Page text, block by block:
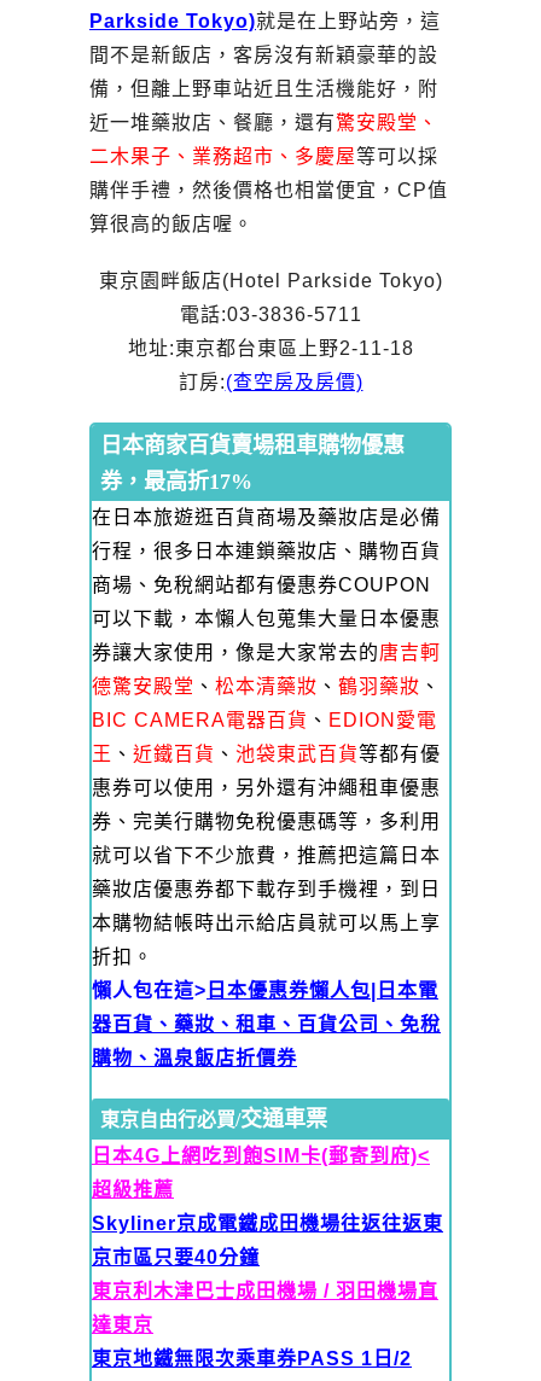
Parkside Tokyo)就是在上野站旁，這
間不是新飯店，客房沒有新穎豪華的設
備，但離上野車站近且生活機能好，附
近一堆藥妝店、餐廳，還有驚安殿堂、
二木果子、業務超市、多慶屋等可以採
購伴手禮，然後價格也相當便宜，CP值
算很高的飯店喔。
東京園畔飯店(Hotel Parkside Tokyo)
電話:03-3836-5711
地址:東京都台東區上野2-11-18
訂房:(查空房及房價)
日本商家百貨賣場租車購物優惠
券，最高折17%
在日本旅遊逛百貨商場及藥妝店是必備
行程，很多日本連鎖藥妝店、購物百貨
商場、免稅網站都有優惠券COUPON
可以下載，本懶人包蒐集大量日本優惠
券讓大家使用，像是大家常去的唐吉軻
德驚安殿堂 、 松本清藥妝 、 鶴羽藥妝 、
BIC CAMERA電器百貨 、 EDION愛電
王 、 近鐵百貨 、 池袋東武百貨等都有優
惠券可以使用，另外還有沖繩租車優惠
券、完美行購物免稅優惠碼等，多利用
就可以省下不少旅費，推薦把這篇日本
藥妝店優惠券都下載存到手機裡，到日
本購物結帳時出示給店員就可以馬上享
折扣。
懶人包在這> 日本優惠券懶人包|日本電
器百貨、藥妝、租車、百貨公司、免稅
購物、溫泉飯店折價券
東京自由行必買/交通車票
日本4G上網吃到飽SIM卡(郵寄到府)<
超級推薦
Skyliner京成電鐵成田機場往返往返東
京市區只要40分鐘
東京利木津巴士成田機場 / 羽田機場直
達東京
東京地鐵無限次乘車券PASS 1日/2